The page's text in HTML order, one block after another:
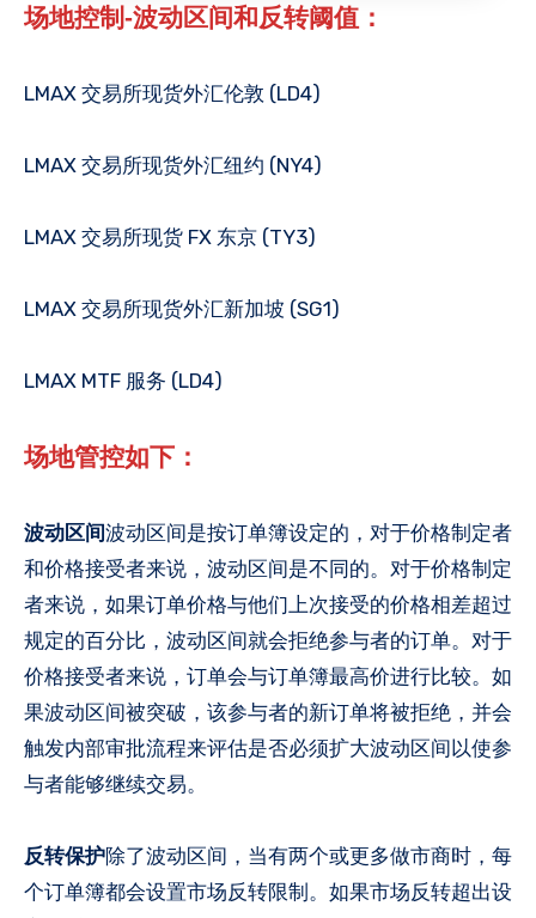
场地控制‐波动区间和反转阈值：
LMAX 交易所现货外汇伦敦 (LD4)
LMAX 交易所现货外汇纽约 (NY4)
LMAX 交易所现货 FX 东京 (TY3)
LMAX 交易所现货外汇新加坡 (SG1)
LMAX MTF 服务 (LD4)
场地管控如下：
波动区间波动区间是按订单簿设定的，对于价格制定者
和价格接受者来说，波动区间是不同的。对于价格制定
者来说，如果订单价格与他们上次接受的价格相差超过
规定的百分比，波动区间就会拒绝参与者的订单。对于
价格接受者来说，订单会与订单簿最高价进行比较。如
果波动区间被突破，该参与者的新订单将被拒绝，并会
触发内部审批流程来评估是否必须扩大波动区间以使参
与者能够继续交易。
反转保护除了波动区间，当有两个或更多做市商时，每
个订单簿都会设置市场反转限制。如果市场反转超出设